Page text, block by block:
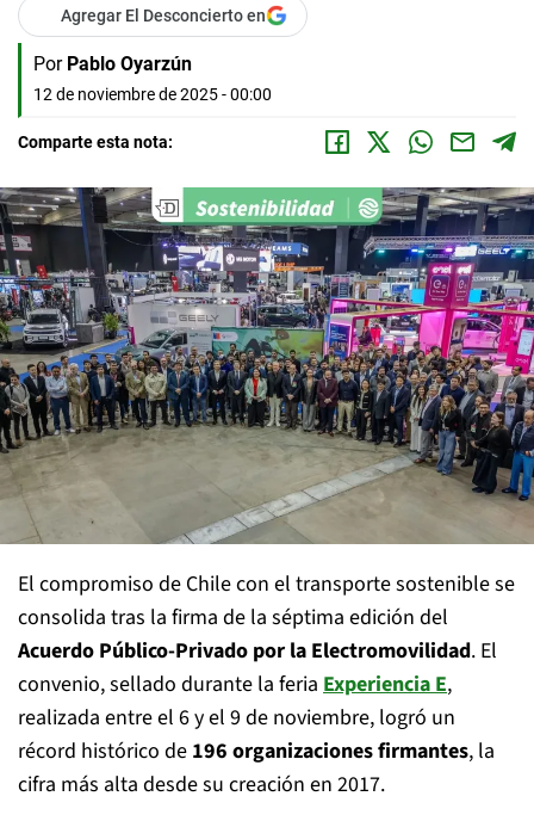
Agregar El Desconcierto en
Por Pablo Oyarzún
12 de noviembre de 2025 - 00:00
Comparte esta nota:
El compromiso de Chile con el transporte sostenible se
consolida tras la firma de la séptima edición del
Acuerdo Público-Privado por la Electromovilidad. El
convenio, sellado durante la feria Experiencia E,
realizada entre el 6 y el 9 de noviembre, logró un
récord histórico de 196 organizaciones firmantes, la
cifra más alta desde su creación en 2017.